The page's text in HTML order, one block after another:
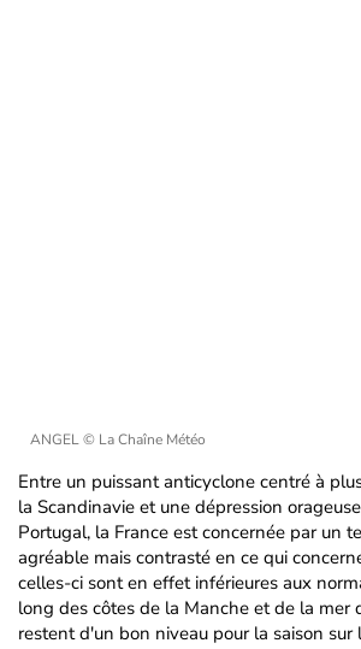
ANGEL© La Chaîne Météo
Entre un puissant anticyclone centré à
la Scandinavie et une dépression
Portugal, la France est concernée par un
agréable mais contrasté en ce qui
celles-ci sont en effet inférieures aux
long des côtes de la Manche et de la mer
restent d'un bon niveau pour la saison sur